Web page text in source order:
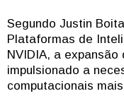
Segundo Justin
Plataformas de
NVIDIA, a
impulsionado a
computacionais